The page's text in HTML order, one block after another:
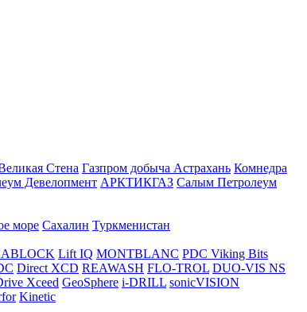
Стена Газпром добыча Астрахань Комнедра
Девелопмент АРКТИКГАЗ Салым Петролеум
море Сахалин Туркменистан
Lift IQ MONTBLANC PDC Viking Bits
Direct XCD REAWASH FLO-TROL DUO-VIS NS
Xceed GeoSphere i-DRILL sonicVISION
Kinetic